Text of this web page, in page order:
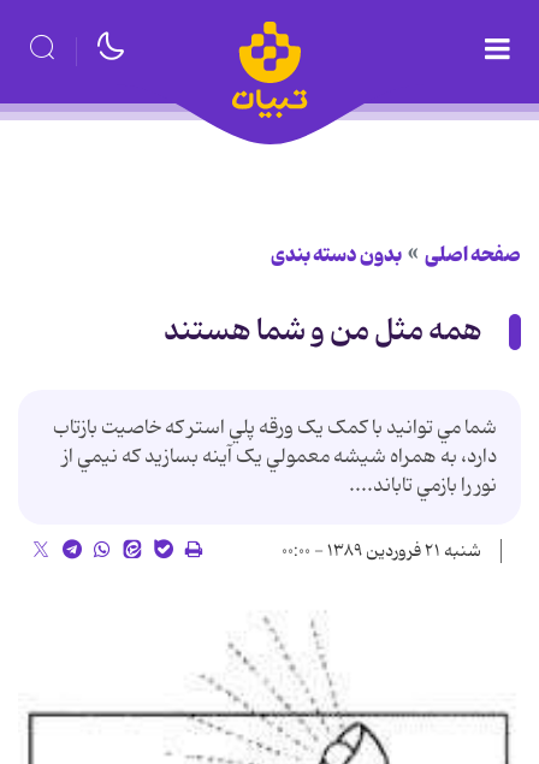
صفحه اصلی بدون دسته بندی
همه مثل من و شما هستند
شما مي توانيد با کمک يک ورقه پلي استر که خاصیت بازتاب
دارد، به همراه شيشه معمولي يک آينه بسازيد که نيمي از
نور را بازمي تاباند....
شنبه ۲۱ فروردین ۱۳۸۹ - ۰۰:۰۰